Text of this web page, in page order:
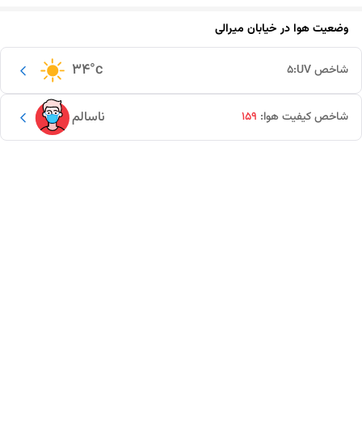
وضعیت هوا درخیابان میرالی
34°c شاخص UV: 5
ناسالم شاخص کیفیت هوا: 159